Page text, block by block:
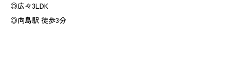
◎広々3LDK
◎向島駅 徒歩3分